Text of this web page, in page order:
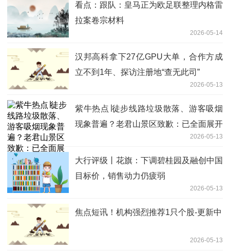
看点：跟队：皇马正为欧足联整理内格雷
拉案卷宗材料
2026-05-14
汉邦高科拿下27亿GPU大单，合作方成
立不到1年、探访注册地“查无此司”
2026-05-13
紫牛热点∣徒步线路垃圾散落、游客吸烟
现象普遍？老君山景区致歉：已全面展开
2026-05-13
大行评级丨花旗：下调碧桂园及融创中国
目标价，销售动力仍疲弱
2026-05-13
焦点短讯！机构强烈推荐1只个股-更新中
2026-05-13